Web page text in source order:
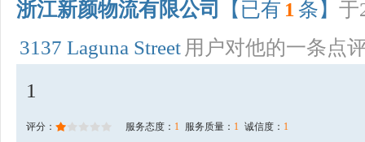
浙江新颜物流有限公司 【已有 1 条】 于
3137 Laguna Street 用户对他的一条点
1
评分： 服务态度： 1 服务质量： 1 诚信度： 1